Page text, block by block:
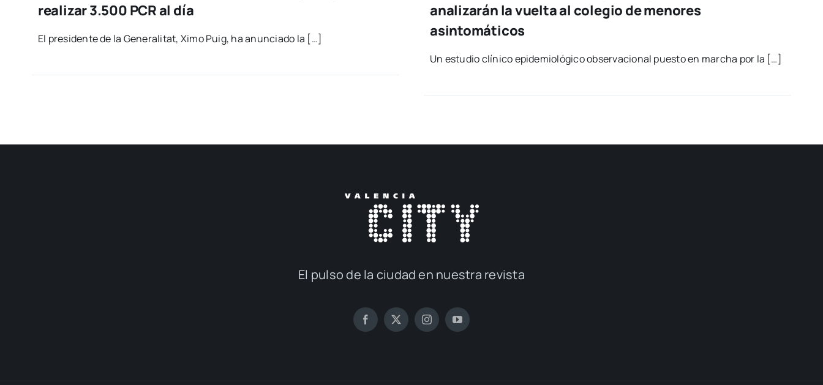
realizar 3.500 PCR al día
El pre­si­den­te de la Gene­ra­li­tat, Ximo Puig, ha anun­cia­do la […]
analizarán la vuelta al colegio de menores
asintomáticos
Un estu­dio clí­ni­co epi­de­mio­ló­gi­co obser­va­cio­nal pues­to en mar­cha por la […]
El pul­so de la ciu­dad en nues­tra revis­ta